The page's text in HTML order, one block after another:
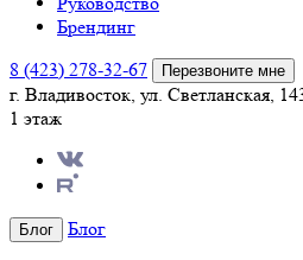
Брендинг
8 (423) 278-32-67
Перезвоните мне
г. Владивосток, ул. Светланская,
1 этаж
Блог
Блог